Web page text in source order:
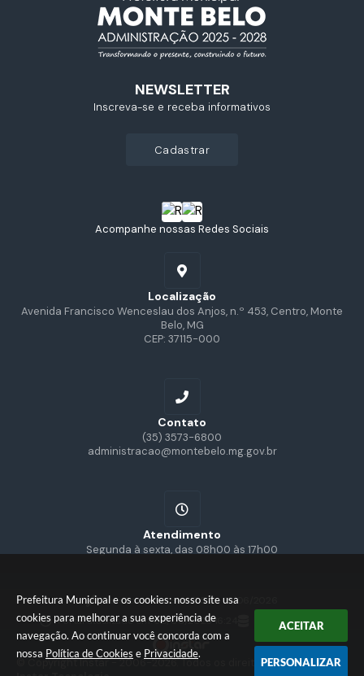
Prefeitura Municipal e os cookies: nosso site usa
cookies para melhorar a sua experiência de
navegação. Ao continuar você concorda com a
nossa Política de Cookies e Privacidade.
ACEITAR
PERSONALIZAR
Acompanhe nossas Redes Sociais
Localização
Avenida Francisco Wenceslau dos Anjos, n.º 453, Centro, Monte
Belo, MG
CEP: 37115-000
Contato
(35) 3573-6800
administracao@montebelo.mg.gov.br
Atendimento
Segunda à sexta, das 08h00 às 17h00
NEWSLETTER
Inscreva-se e receba informativos
cadastrar
Versão do Sistema:3.5.3 - 19/06/2026
Portal atualizado em:06/08/2026 16:24 Dados Abertos
© Copyright Instar - 2006-2026. Todos os direitos reservados -